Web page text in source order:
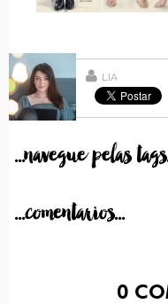
LIA
...navegue pelas
...comentarios...
0